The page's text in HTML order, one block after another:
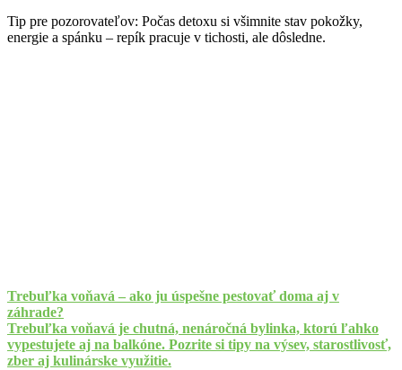
Tip pre pozorovateľov: Počas detoxu si všimnite stav pokožky,
energie a spánku – repík pracuje v tichosti, ale dôsledne.
Trebuľka voňavá – ako ju úspešne pestovať doma aj v
záhrade?
Trebuľka voňavá je chutná, nenáročná bylinka, ktorú ľahko
vypestujete aj na balkóne. Pozrite si tipy na výsev, starostlivosť,
zber aj kulinárske využitie.